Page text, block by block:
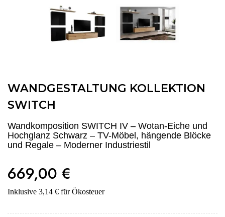
WANDGESTALTUNG KOLLEKTION
SWITCH
Wandkomposition SWITCH IV – Wotan-Eiche und
Hochglanz Schwarz – TV-Möbel, hängende Blöcke
und Regale – Moderner Industriestil
669,00 €
Inklusive 3,14 € für Ökosteuer